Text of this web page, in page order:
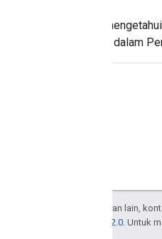
Untuk
dalam
Kecuali dinyatakan lain,
Lisensi Apache 2.0 . Untuk